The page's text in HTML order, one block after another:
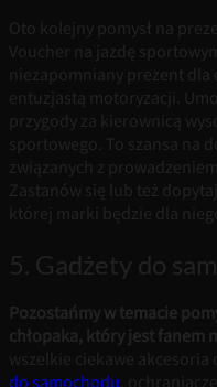
Oto kolejny pomysł na
Voucher na jazdę
niezapomniany prezent dla
entuzjastą motoryzacji.
przygody za kierownicą
sportowego. To szansa na
związanych z
Zastanów się lub też
której marki będzie dla
5. Gadżety do
Pozostańmy w temacie
chłopaka, który jest fanem
wszelkie ciekawe akcesoria